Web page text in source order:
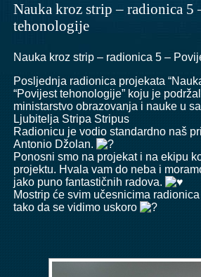
Nauka kroz strip – radionica 5
tehonologije
Nauka kroz strip – radionica 5 –
Posljednja radionica projekata
“Povijest tehonologije” koju je
ministarstvo obrazovanja i nauke u
Ljubitelja Stripa Stripus
Radionicu je vodio standardno naš
Antonio Džolan.
Ponosni smo na projekat i na ekipu
projektu. Hvala vam do neba i
jako puno fantastičnih radova.
Mostrip će svim učesnicima
tako da se vidimo uskoro